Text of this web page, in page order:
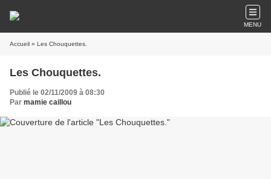
MENU
Accueil » Les Chouquettes.
Les Chouquettes.
Publié le 02/11/2009 à 08:30
Par mamie caillou